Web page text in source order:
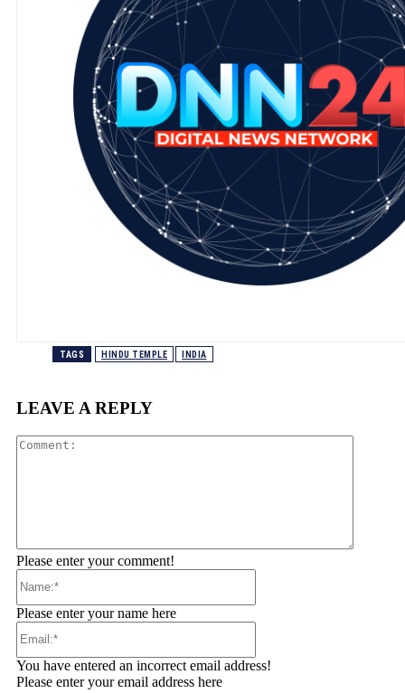
TAGS HINDU TEMPLE INDIA
LEAVE A REPLY
Please enter your comment!
Please enter your name here
You have entered an incorrect email address!
Please enter your email address here